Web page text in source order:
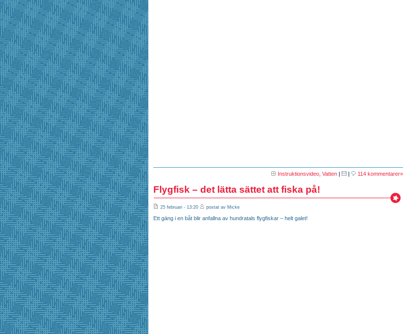
Instruktionsvideo Vatten | | 114 kommentarer»
Flygfisk – det lätta sättet att fiska på!
25 februari - 13:20 postat av Micke
Ett gäng i en båt blir anfallna av hundratals flygfiskar – helt galet!